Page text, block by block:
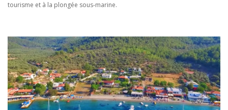
tourisme et à la plongée sous-marine.